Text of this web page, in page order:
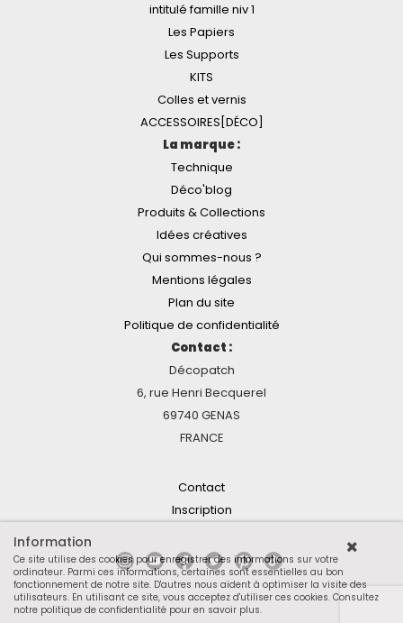
intitulé famille niv 1
Les Papiers
Les Supports
KITS
Colles et vernis
ACCESSOIRES[DÉCO]
La marque :
Technique
Déco'blog
Produits & Collections
Idées créatives
Qui sommes-nous ?
Mentions légales
Plan du site
Politique de confidentialité
Contact :
Décopatch
6, rue Henri Becquerel
69740 GENAS
FRANCE
Contact
Inscription
Information
Ce site utilise des cookies pour enregistrer des informations sur votre
ordinateur. Parmi ces informations, certaines sont essentielles au bon
fonctionnement de notre site. D'autres nous aident à optimiser la visite des
utilisateurs. En utilisant ce site, vous acceptez d'utiliser ces cookies. Consultez
notre politique de confidentialité pour en savoir plus.